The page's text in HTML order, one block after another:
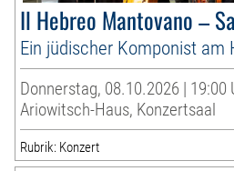
Il Hebreo Mantovano –
Ein jüdischer Komponist am
Donnerstag, 08.10.2026 | 19:00
Ariowitsch-Haus, Konzertsaal
Rubrik: Konzert